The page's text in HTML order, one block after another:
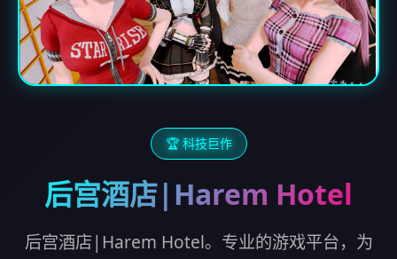
🏆 科技巨作
后宫酒店|Harem Hotel
后宫酒店|Harem Hotel。专业的游戏平台，为